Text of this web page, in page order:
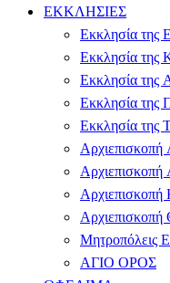
ΕΚΚΛΗΣΙΕΣ
Εκκλησία της
Εκκλησία της
Εκκλησία της
Εκκλησία της
Εκκλησία της
Αρχιεπισκοπή
Αρχιεπισκοπή
Αρχιεπισκοπή
Αρχιεπισκοπή
Μητροπόλεις
ΑΓΙΟ ΟΡΟΣ